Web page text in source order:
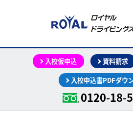
入校仮申込 資料請求
入校申込書PDFダウ
0120-18-